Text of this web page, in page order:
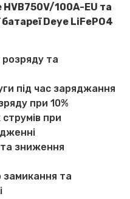
HVB750V/100A-EU та
Deye LiFePO4
розряду та
під час заряджання
при 10%
при
та зниження
замикання та